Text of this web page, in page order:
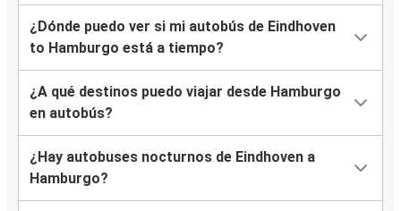
¿Dónde puedo ver si mi autobús de Eindhoven
to Hamburgo está a tiempo?
¿A qué destinos puedo viajar desde Hamburgo
en autobús?
¿Hay autobuses nocturnos de Eindhoven a
Hamburgo?